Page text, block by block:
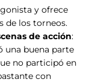
y ofrece
de los torneos.
de acción:
una buena parte
no participó en
con